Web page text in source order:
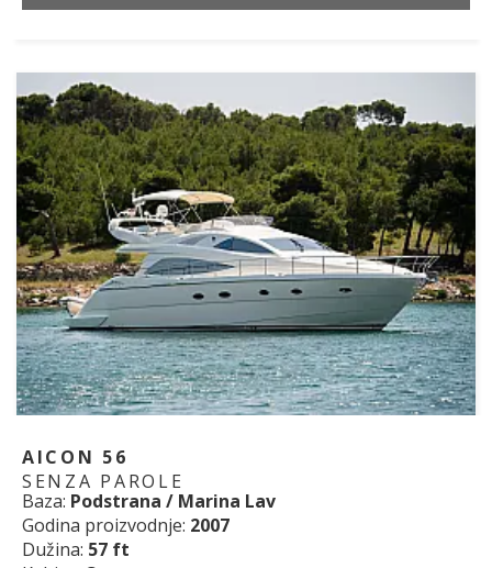
AICON 56
SENZA PAROLE
Baza: Podstrana / Marina Lav
Godina proizvodnje: 2007
Dužina: 57 ft